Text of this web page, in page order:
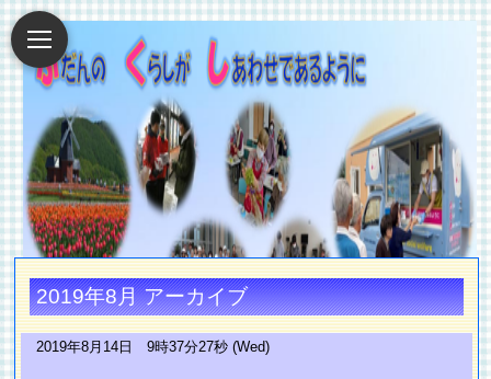
2019年8月 アーカイブ
2019年8月14日 9時37分27秒 (Wed)